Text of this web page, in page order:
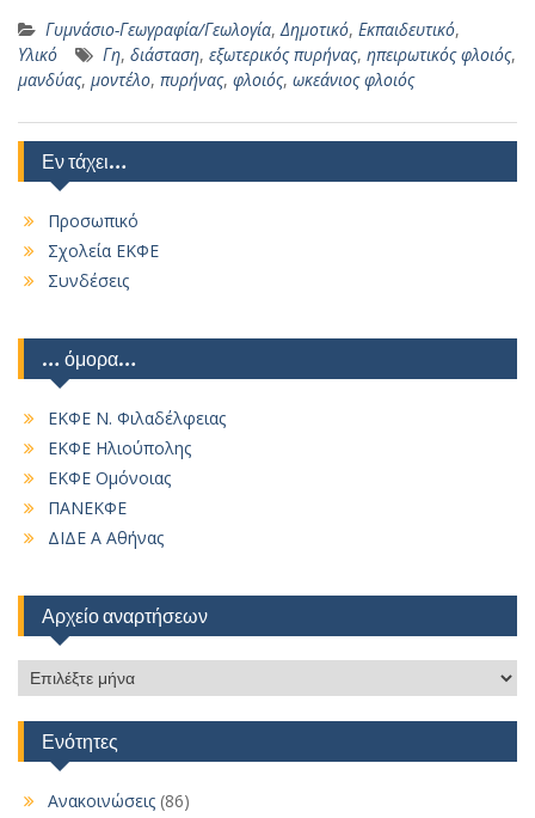
Γυμνάσιο-Γεωγραφία/Γεωλογία,Δημοτικό, Εκπαιδευτικό,
Υλικό
Γη, διάσταση, εξωτερικός πυρήνας, ηπειρωτικός φλοιός,
μανδύας, μοντέλο, πυρήνας, φλοιός, ωκεάνιος φλοιός
Εν τάχει…
Προσωπικό
Σχολεία ΕΚΦΕ
Συνδέσεις
… όμορα…
ΕΚΦΕ Ν. Φιλαδέλφειας
ΕΚΦΕ Ηλιούπολης
ΕΚΦΕ Ομόνοιας
ΠΑΝΕΚΦΕ
ΔΙΔΕ Α Αθήνας
Αρχείο αναρτήσεων
Αρχείο
αναρτήσεων
Ενότητες
Ανακοινώσεις (86)